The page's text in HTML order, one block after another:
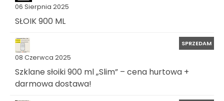
06 Sierpnia 2025
SŁOIK 900 ML
08 Czerwca 2025
SPRZEDAM
Szklane słoiki 900 ml „Slim” – cena hurtowa +
darmowa dostawa!